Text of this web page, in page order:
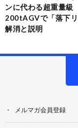
ンに代わる超重量級
200tAGVで「落下リ
解消と説明
メルマガ会員登録